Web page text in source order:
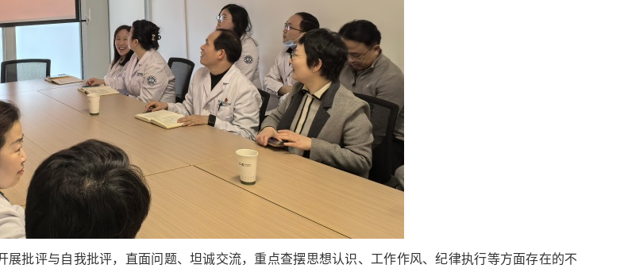
批评与自我批评，直面问题、坦诚交流，重点查摆思想认识、工作作风、纪律执行等方面存在的不